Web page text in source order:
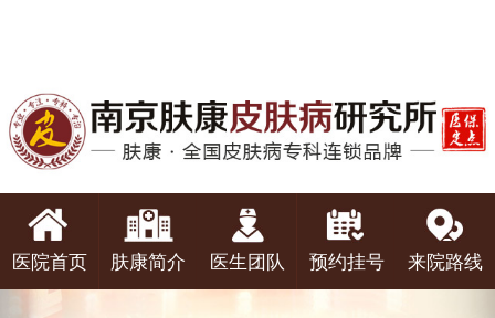
医院首页 肤康简介 医生团队 预约挂号 来院路线